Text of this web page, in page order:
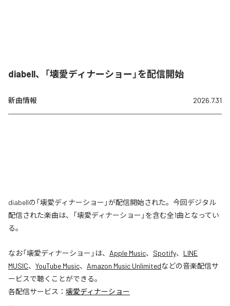
diabell、「壊愛ディナーショー」を配信開始
新曲情報 2026.7.31
diabellの「壊愛ディナーショー」が配信開始された。今回デジタル
配信された楽曲は、「壊愛ディナーショー」を含む全1曲となってい
る。
なお「壊愛ディナーショー 」は、 Apple Music、 Spotify、 LINE
MUSIC、 YouTube Music、 Amazon Music Unlimitedなどの音楽配信サ
ービスで聴くことができる。
各配信サービス： 壊愛ディナーショー